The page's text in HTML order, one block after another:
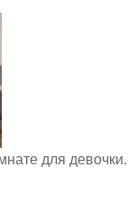
для девочки.